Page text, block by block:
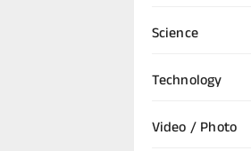
Science
Technology
Video / Photo